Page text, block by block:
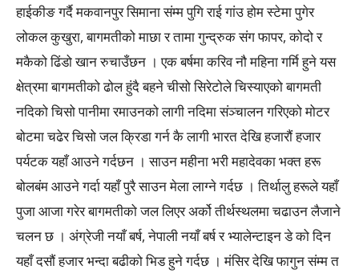
हाईकीङ गर्दै मकवानपुर सिमाना संम्म पुगि राई गांउ होम स्टेमा पुगेर
लोकल कुखुरा, बागमतीको माछा र तामा गुन्द्रुक संग फापर, कोदो र
मकैको ढिंडो खान रुचाउँछन । एक बर्षमा करिव नौ महिना गर्मि हुने यस
क्षेत्रमा बागमतीको ढोल हुंदै बहने चीसो सिरेटोले चिस्याएको बागमती
नदिको चिसो पानीमा रमाउनको लागी नदिमा संञ्चालन गरिएको मोटर
बोटमा चढेर चिसो जल क्रिडा गर्न कै लागी भारत देखि हजारौं हजार
पर्यटक यहाँ आउने गर्दछन । साउन महीना भरी महादेवका भक्त हरू
बोलबंम आउने गर्दा यहाँ पुरै साउन मेला लाग्ने गर्दछ । तिर्थालु हरूले यहाँ
पुजा आजा गरेर बागमतीको जल लिएर अर्को तीर्थस्थलमा चढाउन लैजाने
चलन छ । अंग्रेजी नयाँ बर्ष, नेपाली नयाँ बर्ष र भ्यालेन्टाइन डे को दिन
यहाँ दसौं हजार भन्दा बढीको भिड हुने गर्दछ । मंसिर देखि फागुन संम्म त